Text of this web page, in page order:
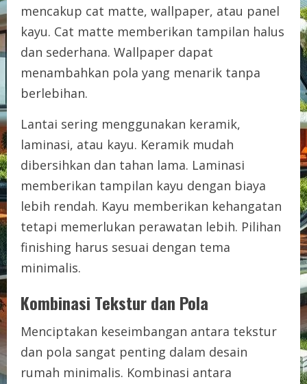
mencakup cat matte, wallpaper, atau panel
kayu. Cat matte memberikan tampilan halus
dan sederhana. Wallpaper dapat
menambahkan pola yang menarik tanpa
berlebihan.
Lantai sering menggunakan keramik,
laminasi, atau kayu. Keramik mudah
dibersihkan dan tahan lama. Laminasi
memberikan tampilan kayu dengan biaya
lebih rendah. Kayu memberikan kehangatan
tetapi memerlukan perawatan lebih. Pilihan
finishing harus sesuai dengan tema
minimalis.
Kombinasi Tekstur dan Pola
Menciptakan keseimbangan antara tekstur
dan pola sangat penting dalam desain
rumah minimalis. Kombinasi antara